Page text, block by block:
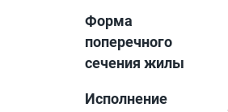
Форма
поперечного
сечения жилы
Исполнение